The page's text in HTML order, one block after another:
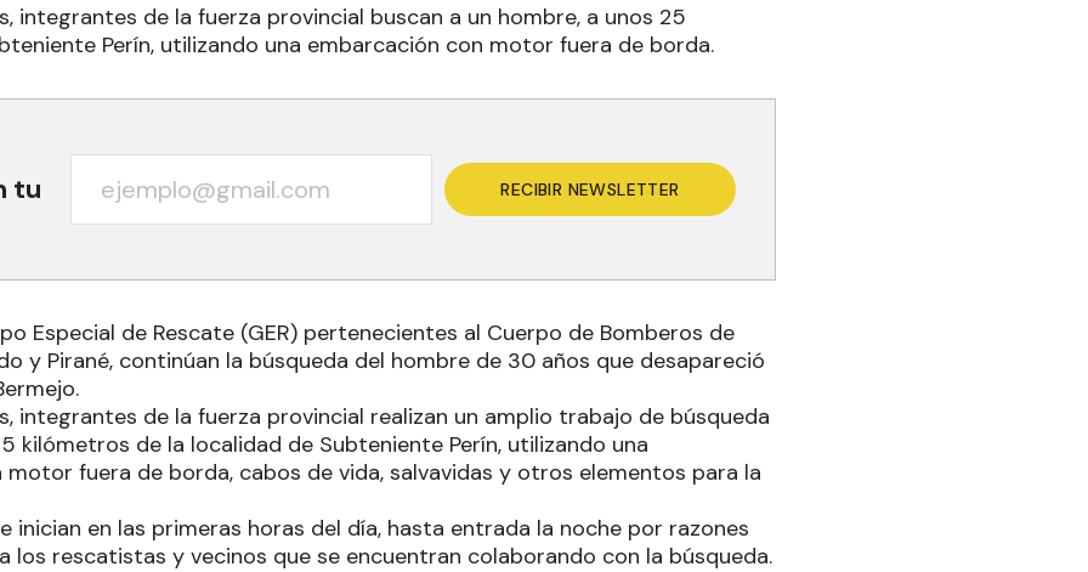
integrantes de la fuerza provincial buscan a un hombre, a unos 25
Perín, utilizando una embarcación con motor fuera de borda.
tu RECIBIR NEWSLETTER
Especial de Rescate (GER) pertenecientes al Cuerpo de Bomberos de
y Pirané, continúan la búsqueda del hombre de 30 años que desapareció
integrantes de la fuerza provincial realizan un amplio trabajo de búsqueda
kilómetros de la localidad de Subteniente Perín, utilizando una
fuera de borda, cabos de vida, salvavidas y otros elementos para la
inician en las primeras horas del día, hasta entrada la noche por razones
los rescatistas y vecinos que se encuentran colaborando con la búsqueda.